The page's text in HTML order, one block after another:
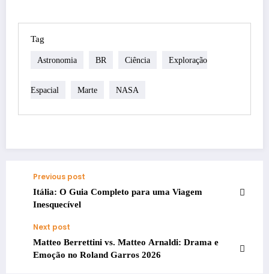
Tag
Astronomia BR Ciência Exploração
Espacial Marte NASA
Previous post
Itália: O Guia Completo para uma Viagem
Inesquecível
Next post
Matteo Berrettini vs. Matteo Arnaldi: Drama e
Emoção no Roland Garros 2026